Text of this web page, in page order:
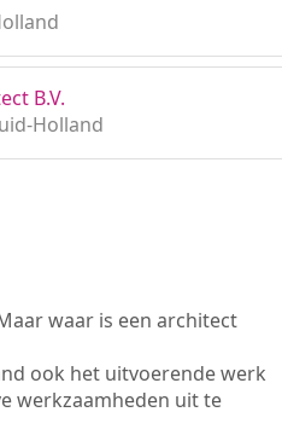
B.V.
Holland
waar is een architect
ook het uitvoerende werk
werkzaamheden uit te